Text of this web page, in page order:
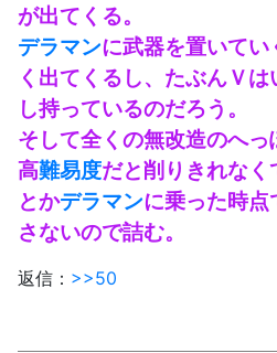
が出てくる。
デラマンに武器を置いて
く出てくるし、たぶんＶ
し持っているのだろう。
そして全くの無改造のへっ
高難易度だと削りきれなく
とかデラマンに乗った時
さないので詰む。
返信： >>50